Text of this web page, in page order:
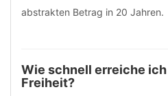
abstrakten Betrag in 20 Jahren.
Wie schnell erreiche
Freiheit?